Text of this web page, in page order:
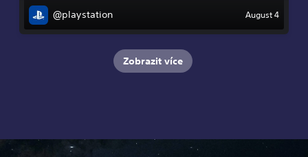
@playstation August 4
Zobrazit více